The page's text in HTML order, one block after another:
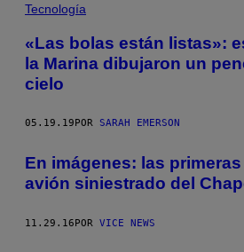
Tecnología
«Las bolas están listas»:
la Marina dibujaron un
cielo
05.19.19 POR SARAH EMERSON
En imágenes: las
avión siniestrado del
11.29.16POR VICE NEWS